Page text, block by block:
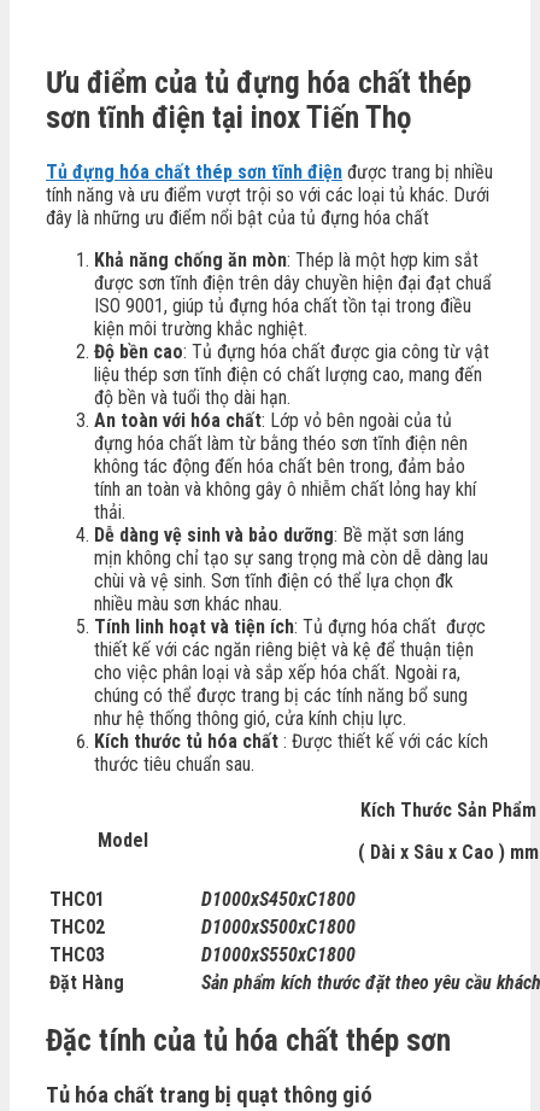
Ưu điểm của tủ đựng hóa chất thép
sơn tĩnh điện tại inox Tiến Thọ
Tủ đựng hóa chất thép sơn tĩnh điện được trang bị nhiều
tính năng và ưu điểm vượt trội so với các loại tủ khác. Dưới
đây là những ưu điểm nổi bật của tủ đựng hóa chất
Khả năng chống ăn mòn: Thép là một hợp kim sắt
được sơn tĩnh điện trên dây chuyền hiện đại đạt chuẩ
ISO 9001, giúp tủ đựng hóa chất tồn tại trong điều
kiện môi trường khắc nghiệt.
Độ bền cao: Tủ đựng hóa chất được gia công từ vật
liệu thép sơn tĩnh điện có chất lượng cao, mang đến
độ bền và tuổi thọ dài hạn.
An toàn với hóa chất: Lớp vỏ bên ngoài của tủ
đựng hóa chất làm từ bằng théo sơn tĩnh điện nên
không tác động đến hóa chất bên trong, đảm bảo
tính an toàn và không gây ô nhiễm chất lỏng hay khí
thải.
Dễ dàng vệ sinh và bảo dưỡng: Bề mặt sơn láng
mịn không chỉ tạo sự sang trọng mà còn dễ dàng lau
chùi và vệ sinh. Sơn tĩnh điện có thể lựa chọn đk
nhiều màu sơn khác nhau.
Tính linh hoạt và tiện ích: Tủ đựng hóa chất được
thiết kế với các ngăn riêng biệt và kệ để thuận tiện
cho việc phân loại và sắp xếp hóa chất. Ngoài ra,
chúng có thể được trang bị các tính năng bổ sung
như hệ thống thông gió, cửa kính chịu lực.
Kích thước tủ hóa chất : Được thiết kế với các kích
thước tiêu chuẩn sau.
Model
Kích Thước Sản Phẩm
( Dài x Sâu x Cao ) mm
THC01
D1000xS450xC1800
THC02
D1000xS500xC1800
THC03
D1000xS550xC1800
Đặt Hàng
Sản phẩm kích thước đặt theo yêu cầu
Đặc tính của tủ hóa chất thép sơn
Tủ hóa chất trang bị quạt thông gió